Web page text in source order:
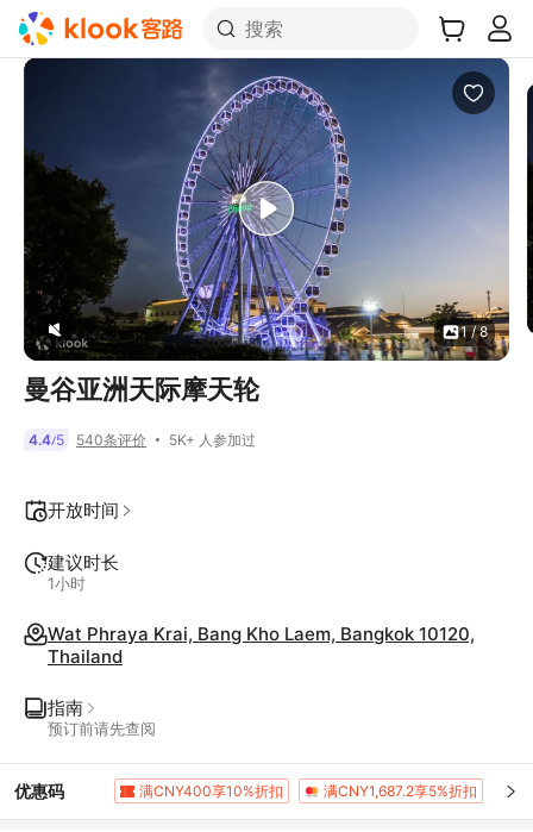
搜索
1 / 8
曼谷亚洲天际摩天轮
4.4/5 540条评价 5K+ 人参加过
开放时间
建议时长
1小时
Wat Phraya Krai, Bang Kho Laem, Bangkok 10120,
Thailand
指南
预订前请先查阅
优惠码 满CNY400享10%折扣 满CNY1,687.2享5%折扣